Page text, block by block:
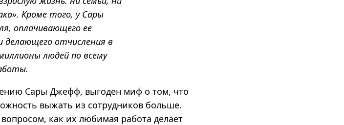
Кроме того, у Сары
оплачивающего ее
делающего отчисления в
людей по всему
Сары Джефф, выгоден миф о том, что
выжать из сотрудников больше.
как их любимая работа делает